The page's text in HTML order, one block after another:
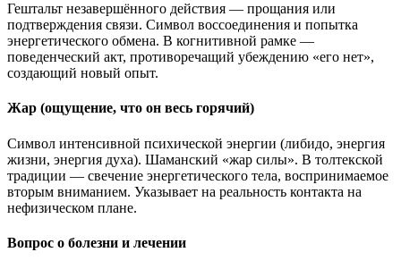
Гештальт незавершённого действия — прощания или
подтверждения связи. Символ воссоединения и попытка
энергетического обмена. В когнитивной рамке —
поведенческий акт, противоречащий убеждению «его нет»,
создающий новый опыт.
Жар (ощущение, что он весь горячий)
Символ интенсивной психической энергии (либидо, энергия
жизни, энергия духа). Шаманский «жар силы». В толтекской
традиции — свечение энергетического тела, воспринимаемое
вторым вниманием. Указывает на реальность контакта на
нефизическом плане.
Вопрос о болезни и лечении